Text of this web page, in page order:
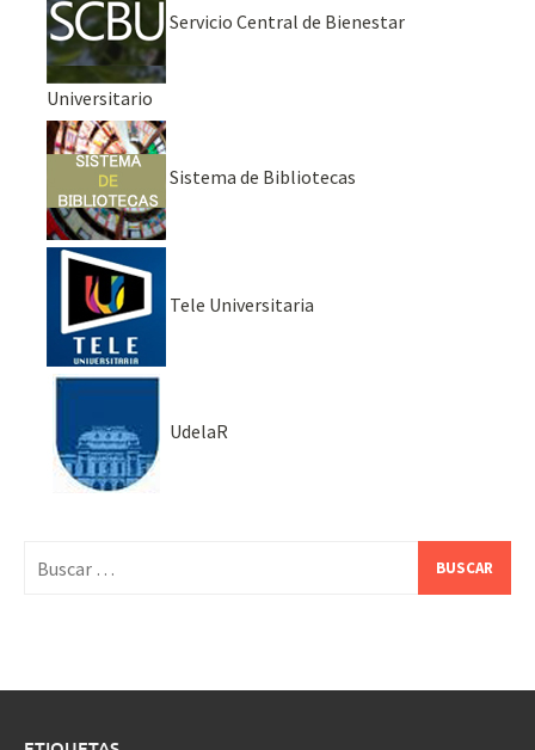
Servicio Central de Bienestar
Universitario
Sistema de Bibliotecas
Tele Universitaria
UdelaR